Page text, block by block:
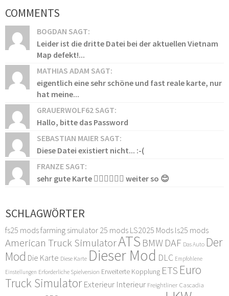
COMMENTS
BOGDAN SAGT:
Leider ist die dritte Datei bei der aktuellen Vietnam
Map defekt!...
MATHIAS ADAM SAGT:
eigentlich eine sehr schöne und fast reale karte, nur
hat meine...
GRAUERWOLF62 SAGT:
Hallo, bitte das Password
SEBASTIAN MAIER SAGT:
Diese Datei existiert nicht... :-(
FRANZE SAGT:
sehr gute Karte 👍🏻👍🏻👍🏻 weiter so 😊
SCHLAGWÖRTER
fs25 modsfarming simulator 25 mods LS2025 Mods ls25 mods
American Truck SimulatorATS BMW DAF Das Auto Der
Mod Die Karte Diese Karte Dieser Mod DLC Empfohlene
Einstellungen Erforderliche Spielversion Erweiterte Kopplung ETS Euro
Truck Simulator Exterieur Interieur Freightliner Cascadia